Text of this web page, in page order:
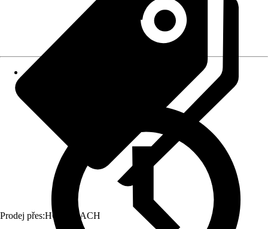
Prodej přes:HORNBACH